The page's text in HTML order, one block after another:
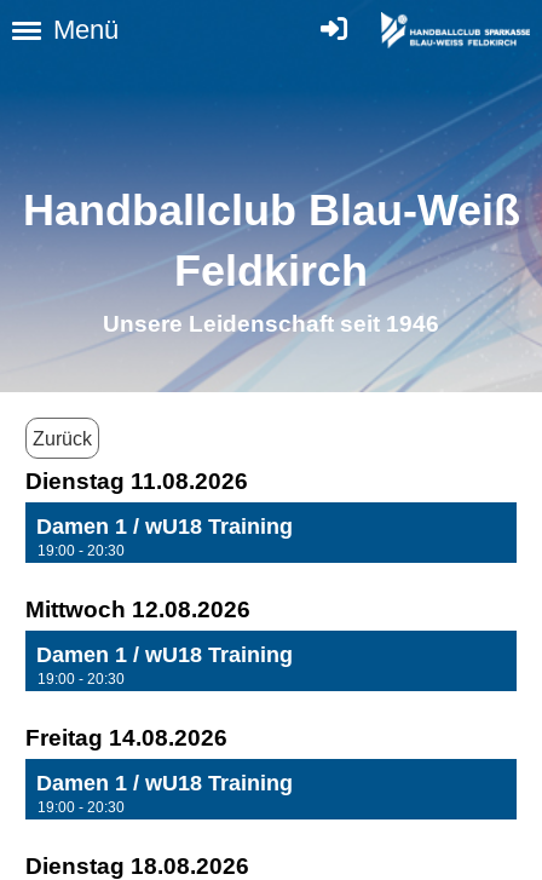
Menü
Handballclub Blau-Weiß
Feldkirch
Unsere Leidenschaft seit 1946
Zurück
Dienstag 11.08.2026
Damen 1 / wU18 Training
19:00 - 20:30
Mittwoch 12.08.2026
Damen 1 / wU18 Training
19:00 - 20:30
Freitag 14.08.2026
Damen 1 / wU18 Training
19:00 - 20:30
Dienstag 18.08.2026